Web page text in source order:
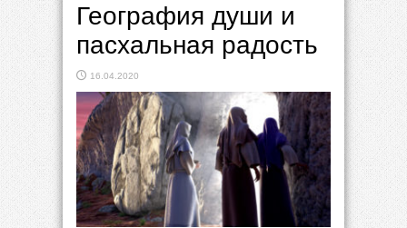
География души и
пасхальная радость
16.04.2020